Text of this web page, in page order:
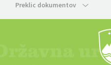
Preklic dokumentov